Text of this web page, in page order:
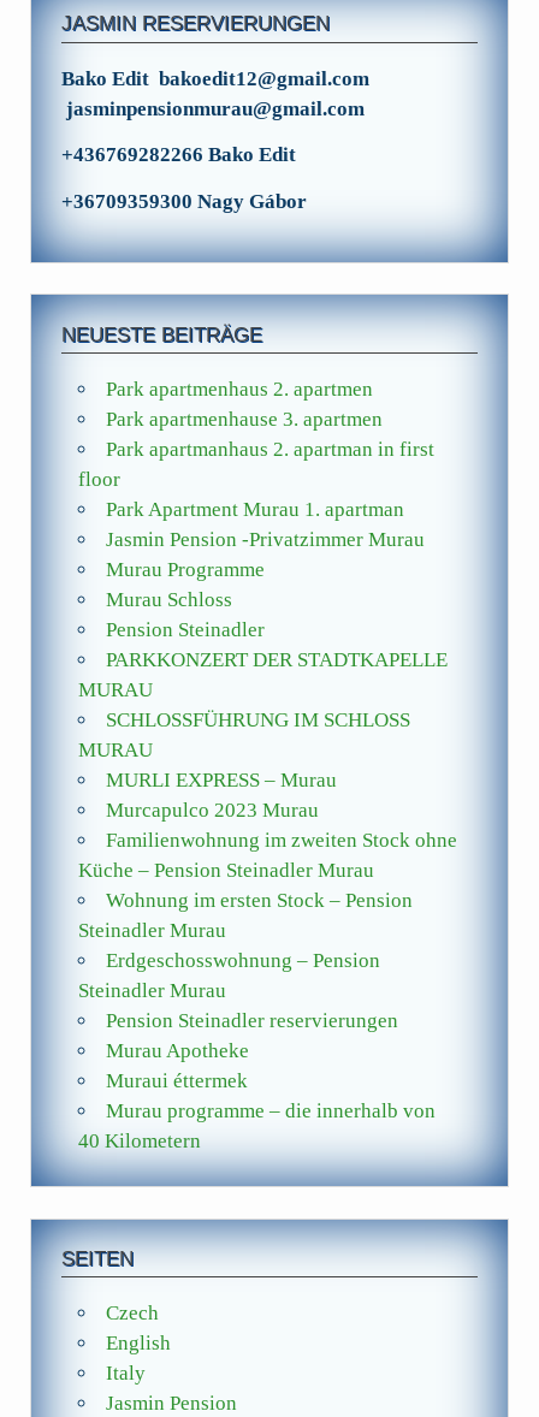
JASMIN RESERVIERUNGEN
Bako Edit bakoedit12@gmail.com
jasminpensionmurau@gmail.com
+436769282266 Bako Edit
+36709359300 Nagy Gábor
NEUESTE BEITRÄGE
Park apartmenhaus 2. apartmen
Park apartmenhause 3. apartmen
Park apartmanhaus 2. apartman in first
floor
Park Apartment Murau 1. apartman
Jasmin Pension -Privatzimmer Murau
Murau Programme
Murau Schloss
Pension Steinadler
PARKKONZERT DER STADTKAPELLE
MURAU
SCHLOSSFÜHRUNG IM SCHLOSS
MURAU
MURLI EXPRESS – Murau
Murcapulco 2023 Murau
Familienwohnung im zweiten Stock ohne
Küche – Pension Steinadler Murau
Wohnung im ersten Stock – Pension
Steinadler Murau
Erdgeschosswohnung – Pension
Steinadler Murau
Pension Steinadler reservierungen
Murau Apotheke
Muraui éttermek
Murau programme – die innerhalb von
40 Kilometern
SEITEN
Czech
English
Italy
Jasmin Pension